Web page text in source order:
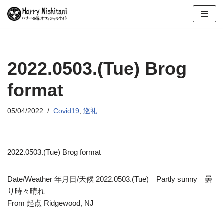
ン
ツ
へ
ス
キ
2022.0503.(Tue) Brog
format
05/04/2022 Covid19, 巡礼
2022.0503.(Tue) Brog format
Date/Weather 年月日/天候 2022.0503.(Tue) Partly sunny 曇
り時々晴れ
From 起点 Ridgewood, NJ